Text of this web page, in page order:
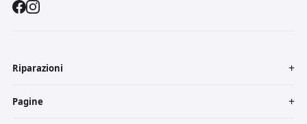
Riparazioni
Pagine